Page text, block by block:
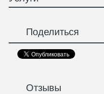
Поделиться
Отзывы